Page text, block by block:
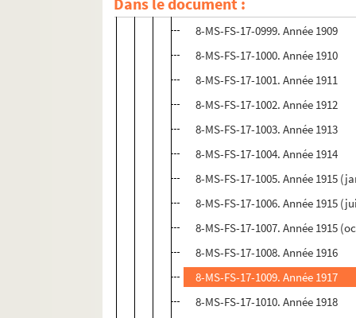
8-MS-FS-17-0998. Année 1908
8-MS-FS-17-0999. Année 1909
8-MS-FS-17-1000. Année 1910
8-MS-FS-17-1001. Année 1911
8-MS-FS-17-1002. Année 1912
8-MS-FS-17-1003. Année 1913
8-MS-FS-17-1004. Année 1914
8-MS-FS-17-1005. Année 1915
8-MS-FS-17-1006. Année 1915
8-MS-FS-17-1007. Année 1915
8-MS-FS-17-1008. Année 1916
8-MS-FS-17-1009. Année 1917
8-MS-FS-17-1010. Année 1918